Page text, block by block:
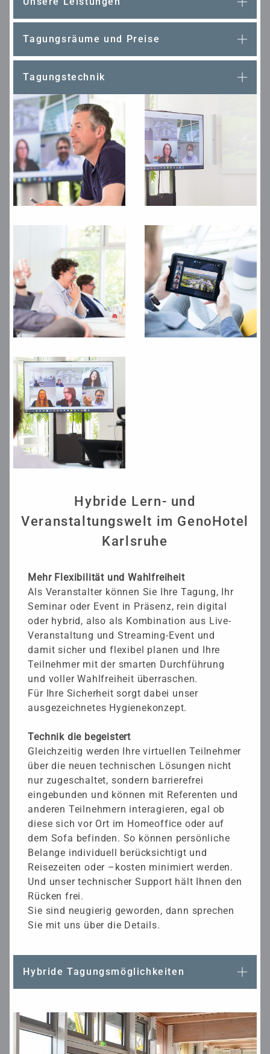
Tagungsräume und Preise
Tagungstechnik
Hybride Lern- und
Veranstaltungswelt im GenoHotel
Karlsruhe
Mehr Flexibilität und Wahlfreiheit
Als Veranstalter können Sie Ihre Tagung, Ihr
Seminar oder Event in Präsenz, rein digital
oder hybrid, also als Kombination aus Live-
Veranstaltung und Streaming-Event und
damit sicher und flexibel planen und Ihre
Teilnehmer mit der smarten Durchführung
und voller Wahlfreiheit überraschen.
Für Ihre Sicherheit sorgt dabei unser
ausgezeichnetes Hygienekonzept.
Technik die begeistert
Gleichzeitig werden Ihre virtuellen Teilnehmer
über die neuen technischen Lösungen nicht
nur zugeschaltet, sondern barrierefrei
eingebunden und können mit Referenten und
anderen Teilnehmern interagieren, egal ob
diese sich vor Ort im Homeoffice oder auf
dem Sofa befinden. So können persönliche
Belange individuell berücksichtigt und
Reisezeiten oder –kosten minimiert werden.
Und unser technischer Support hält Ihnen den
Rücken frei.
Sie sind neugierig geworden, dann sprechen
Sie mit uns über die Details.
Hybride Tagungsmöglichkeiten